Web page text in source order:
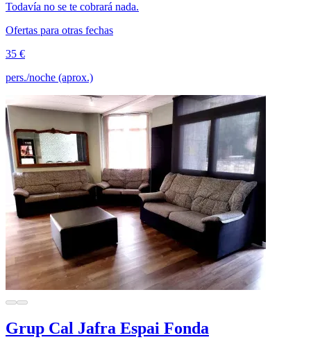
Todavía no se te cobrará nada.
Ofertas para otras fechas
35 €
pers./noche (aprox.)
Grup Cal Jafra Espai Fonda